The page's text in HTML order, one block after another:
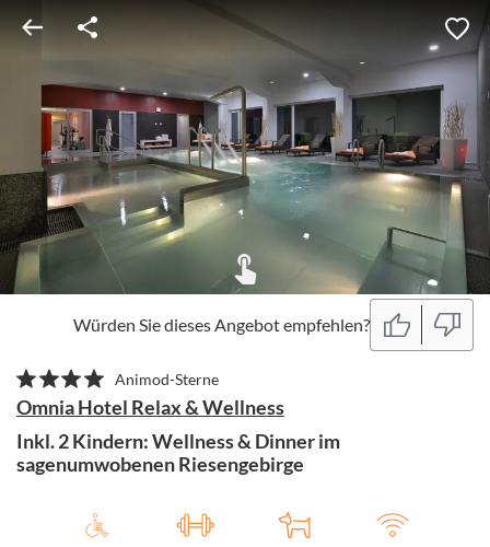
Würden Sie dieses Angebot empfehlen?
Animod-Sterne
Omnia Hotel Relax & Wellness
Inkl. 2 Kindern: Wellness & Dinner im
sagenumwobenen Riesengebirge